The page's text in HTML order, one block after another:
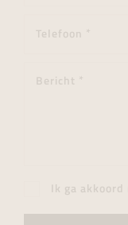
Ik ga akkoord